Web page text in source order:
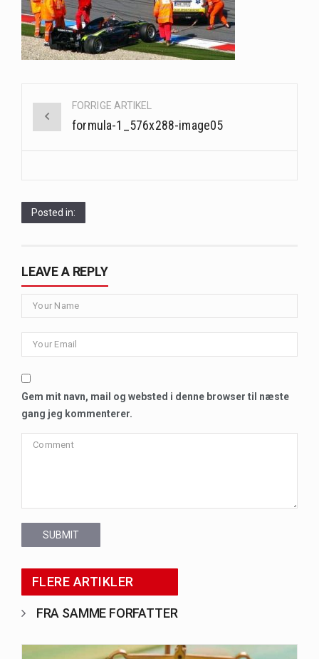
navigationFORRIGE ARTIKEL
formula-1_576x288-image05
Posted in:
LEAVE A REPLY
Gem mit navn, mail og websted i denne browser til næste
gang jeg kommenterer.
SUBMIT
FLERE ARTIKLER
FRA SAMME FORFATTER